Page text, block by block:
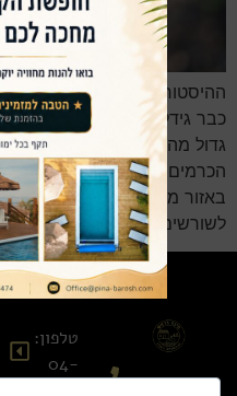
כבר גידלו באזור ראש פינה
גדול מהיינות המוגשים בבר
הכרמים הגליליים הידועים
באזור מהן מגיעים היינות
לשורשים העמוקים של תרבות
טלפון:
04-